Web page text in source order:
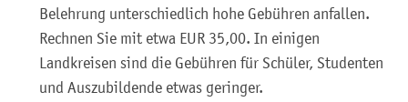
Belehrung unterschiedlich hohe Gebühren anfallen.
Rechnen Sie mit etwa EUR 35,00. In einigen
Landkreisen sind die Gebühren für Schüler, Studenten
und Auszubildende etwas geringer.